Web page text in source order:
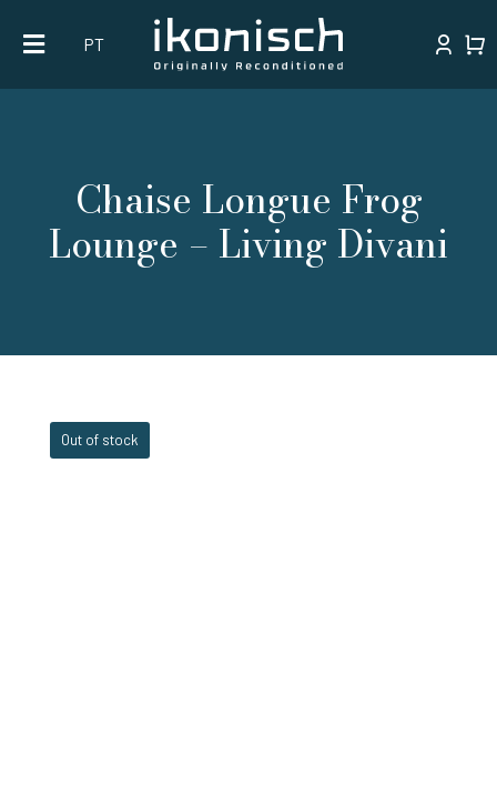
content
PT
Chaise Longue Frog
Lounge – Living Divani
Out of stock